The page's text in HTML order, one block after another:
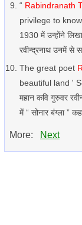
“ Rabindranath
privilege to
1930 में उन्होंने
रवीन्द्रनाथ उनमें से
The great poet
beautiful land '
महान कवि गुरुवर
में “ सोनार बंग्ला ”
More: Next